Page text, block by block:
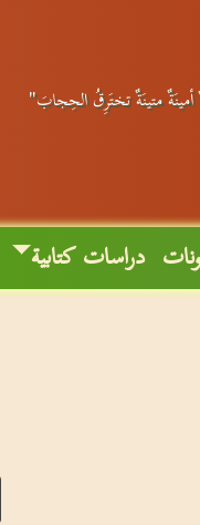
متينَةٌ تختَرِقُ الحِجابَ"
دراسات كتابية